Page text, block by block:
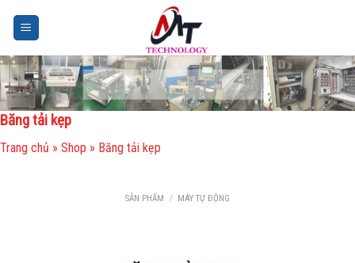
Băng tải kẹp
Trang chủ » Shop » Băng tải kẹp
SẢN PHẨM / MÁY TỰ ĐỘNG